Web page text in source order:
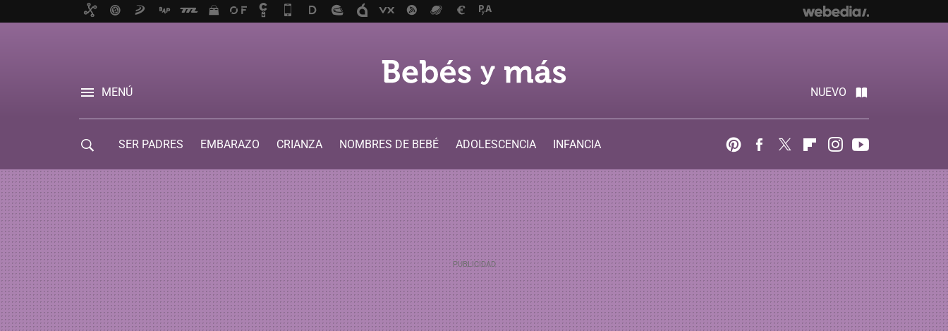
MENÚ NUEVO
SER PADRES EMBARAZO CRIANZA NOMBRES DE BEBÉ ADOLESCENCIA
INFANCIA
PinterestFacebook
Twitter FlipboardInstagram